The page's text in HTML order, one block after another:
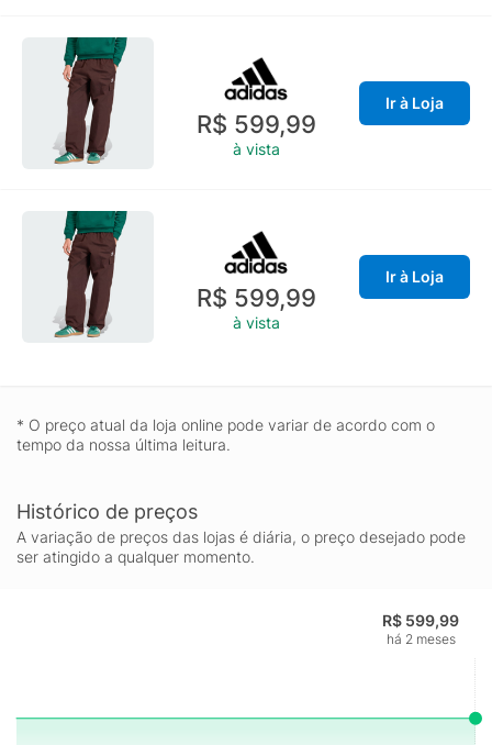
R$ 599,99
à vista
Ir à Loja
R$ 599,99
à vista
Ir à Loja
* O preço atual da loja online pode variar de acordo com o
tempo da nossa última leitura.
Histórico de preços
A variação de preços das lojas é diária, o preço desejado pode
ser atingido a qualquer momento.
R$ 599,99
há 2 meses